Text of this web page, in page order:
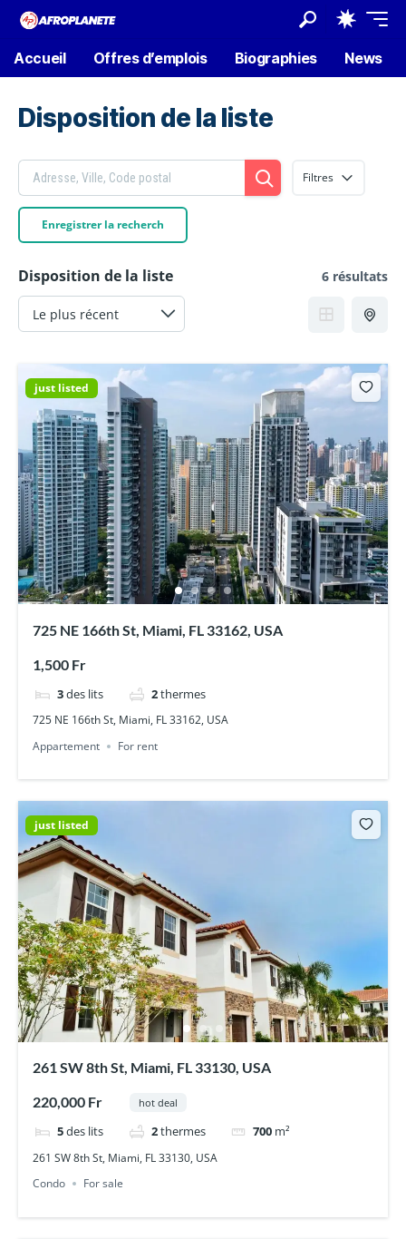
Accueil Offres d’emplois Biographies News
Disposition de la liste
Filtres
Enregistrer la recherch
Disposition de la liste 6 résultats
just listed
725 NE 166th St, Miami, FL 33162, USA
1,500 Fr
3des lits 2thermes
725 NE 166th St, Miami, FL 33162, USA
Appartement
For rent
just listed
261 SW 8th St, Miami, FL 33130, USA
220,000 Fr hot deal
5des lits 2thermes 700 m²
261 SW 8th St, Miami, FL 33130, USA
Condo
For sale